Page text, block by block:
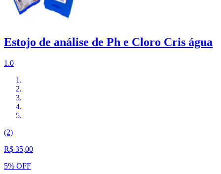
Estojo de análise de Ph e Cloro Cris água
1.0
(2)
R$ 35,00
5% OFF